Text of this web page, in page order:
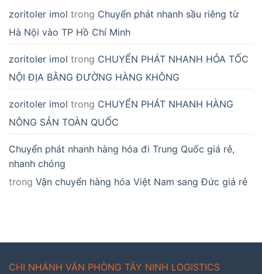
zoritoler imol trong Chuyển phát nhanh sầu riêng từ
Hà Nội vào TP Hồ Chí Minh
zoritoler imol trong CHUYỂN PHÁT NHANH HỎA TỐC
NỘI ĐỊA BẰNG ĐƯỜNG HÀNG KHÔNG
zoritoler imol trong CHUYỂN PHÁT NHANH HÀNG
NÔNG SẢN TOÀN QUỐC
Chuyển phát nhanh hàng hóa đi Trung Quốc giá rẻ,
nhanh chóng
trong Vận chuyển hàng hóa Việt Nam sang Đức giá rẻ
CHI NHÁNH VĂN PHÒNG TÂY NINH LOGISTICS